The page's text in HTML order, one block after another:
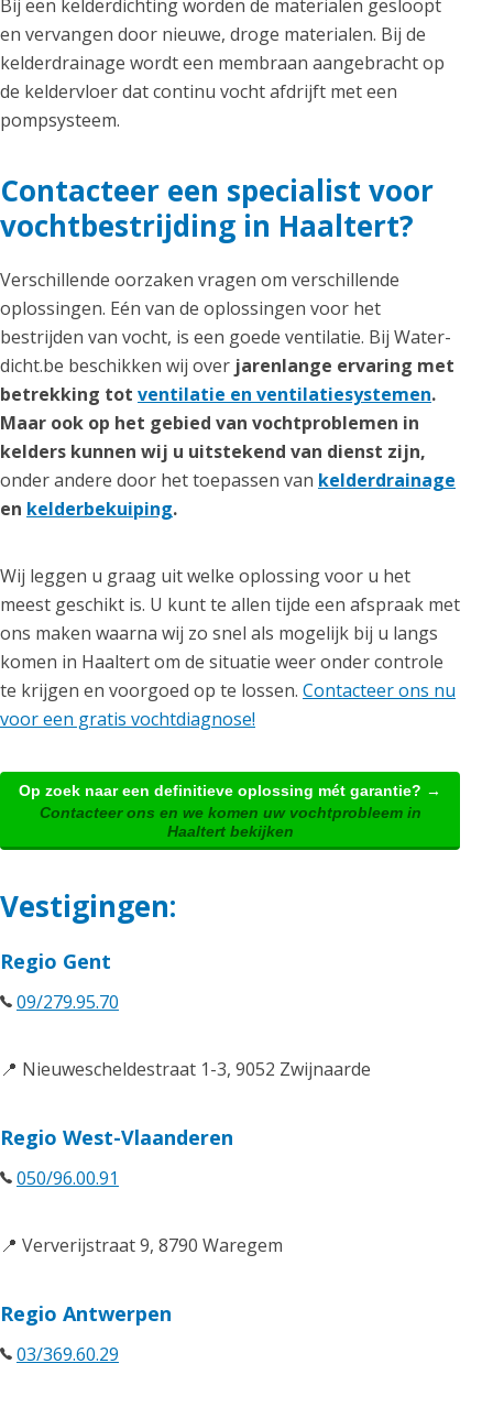
Bij een kelderdichting worden de materialen gesloopt
en vervangen door nieuwe, droge materialen. Bij de
kelderdrainage wordt een membraan aangebracht op
de keldervloer dat continu vocht afdrijft met een
pompsysteem.
Contacteer een specialist voor
vochtbestrijding in Haaltert?
Verschillende oorzaken vragen om verschillende
oplossingen. Eén van de oplossingen voor het
bestrijden van vocht, is een goede ventilatie. Bij Water-
dicht.be beschikken wij over jarenlange ervaring met
betrekking tot ventilatie en ventilatiesystemen.
Maar ook op het gebied van vochtproblemen in
kelders kunnen wij u uitstekend van dienst zijn,
onder andere door het toepassen van kelderdrainage
en kelderbekuiping.
Wij leggen u graag uit welke oplossing voor u het
meest geschikt is. U kunt te allen tijde een afspraak met
ons maken waarna wij zo snel als mogelijk bij u langs
komen in Haaltert om de situatie weer onder controle
te krijgen en voorgoed op te lossen. Contacteer ons nu
voor een gratis vochtdiagnose!
Op zoek naar een definitieve oplossing mét garantie? →
Contacteer ons en we komen uw vochtprobleem in
Haaltert bekijken
Vestigingen:
Regio Gent
09/279.95.70
📍 Nieuwescheldestraat 1-3, 9052 Zwijnaarde
Regio West-Vlaanderen
050/96.00.91
📍 Ververijstraat 9, 8790 Waregem
Regio Antwerpen
03/369.60.29